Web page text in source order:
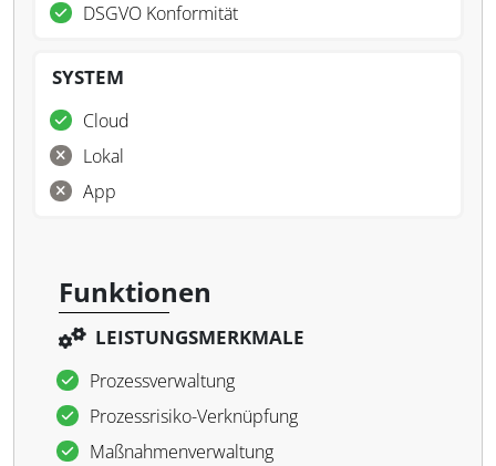
DSGVO Konformität
SYSTEM
Cloud
Lokal
App
Funktionen
LEISTUNGSMERKMALE
Prozessverwaltung
Prozessrisiko-Verknüpfung
Maßnahmenverwaltung